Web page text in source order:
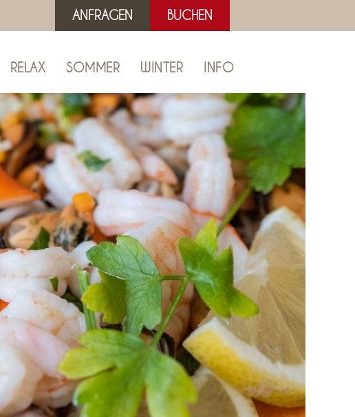
ANFRAGEN BUCHEN
RELAX SOMMER WINTER INFO